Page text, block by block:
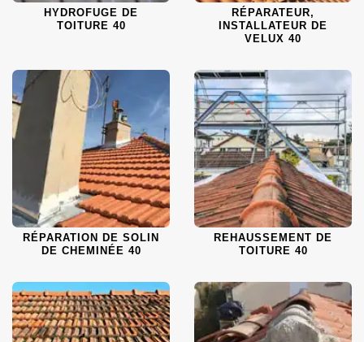
HYDROFUGE DE
TOITURE 40
RÉPARATEUR,
INSTALLATEUR DE
VELUX 40
RÉPARATION DE SOLIN
DE CHEMINÉE 40
REHAUSSEMENT DE
TOITURE 40